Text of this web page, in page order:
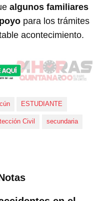
algunos familiares
para los trámites
acontecimiento.
ESTUDIANTE
Civil secundaria